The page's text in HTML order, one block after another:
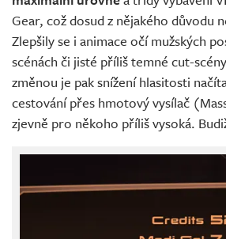
Gear, což dosud z nějakého důvodu
Zlepšily se i animace očí mužských
scénách či jisté příliš temné cut-
změnou je pak snížení hlasitosti
cestování přes hmotový vysílač
zjevně pro někoho příliš vysoká.